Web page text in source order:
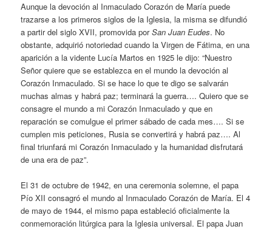
Aunque la devoción al Inmaculado Corazón de María puede
trazarse a los primeros siglos de la Iglesia, la misma se difundió
a partir del siglo XVII, promovida porSan Juan Eudes. No
obstante, adquirió notoriedad cuando la Virgen de Fátima, en una
aparición a la vidente Lucía Martos en 1925 le dijo: “Nuestro
Señor quiere que se establezca en el mundo la devoción al
Corazón Inmaculado. Si se hace lo que te digo se salvarán
muchas almas y habrá paz; terminará la guerra…. Quiero que se
consagre el mundo a mi Corazón Inmaculado y que en
reparación se comulgue el primer sábado de cada mes…. Si se
cumplen mis peticiones, Rusia se convertirá y habrá paz…. Al
final triunfará mi Corazón Inmaculado y la humanidad disfrutará
de una era de paz”.
El 31 de octubre de 1942, en una ceremonia solemne, el papa
Pío XII consagró el mundo al Inmaculado Corazón de María. El 4
de mayo de 1944, el mismo papa estableció oficialmente la
conmemoración litúrgica para la Iglesia universal. El papa Juan